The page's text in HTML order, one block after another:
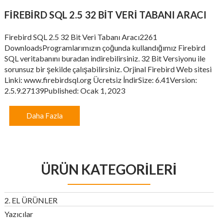
FIREBIRD SQL 2.5 32 BIT VERI TABANI ARACI
Firebird SQL 2.5 32 Bit Veri Tabanı Aracı2261
DownloadsProgramlarımızın çoğunda kullandığımız Firebird
SQL veritabanını buradan indirebilirsiniz. 32 Bit Versiyonu ile
sorunsuz bir şekilde çalışabilirsiniz. Orjinal Firebird Web sitesi
Linki: www.firebirdsql.org Ücretsiz İndirSize: 6.41Version:
2.5.9.27139Published: Ocak 1, 2023
Daha Fazla
ÜRÜN KATEGORILERI
2. EL ÜRÜNLER
Yazıcılar